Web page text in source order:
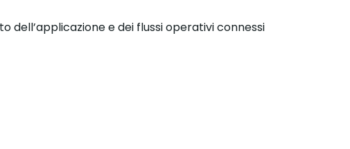
dell’applicazione e dei flussi operativi connessi